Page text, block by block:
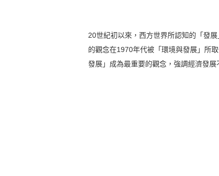
20世紀初以來，西方世界所認知的「發
的觀念在1970年代被「環境與發展」所
發展」成為最重要的觀念，強調經濟發